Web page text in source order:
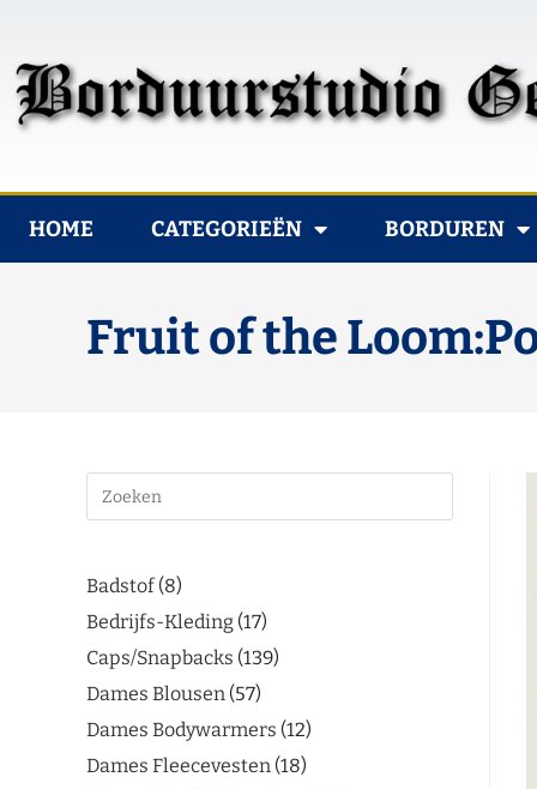
HOME CATEGORIEËN BORDUREN
Fruit of the
Badstof 8
Bedrijfs-Kleding 17
Caps/Snapbacks 139
Dames Blousen 57
Dames Bodywarmers 12
Dames Fleecevesten 18